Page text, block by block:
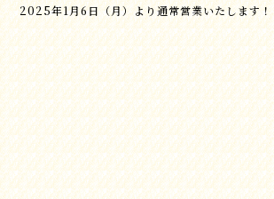
2025年1月6日（月）より通常営業いたします！